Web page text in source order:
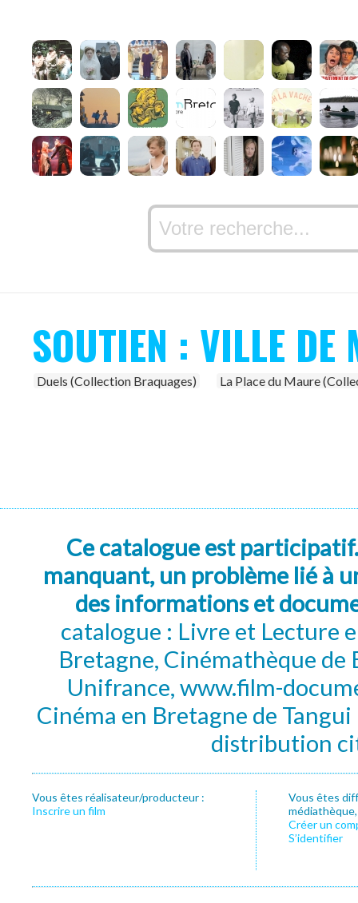
SOUTIEN : VILLE DE
Duels (Collection Braquages) La Place du Maure
Ce catalogue est
manquant, un problème lié à
des informations et
catalogue : Livre et Lecture
Bretagne, Cinémathèque de
Unifrance, www.film-
Cinéma en Bretagne de
distribution
Vous êtes réalisateur/producteur :
Inscrire un film
Vous êtes
Créer un
S’identifier